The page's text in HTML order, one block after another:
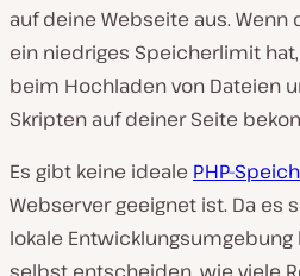
auf deine Webseite aus. Wenn
ein niedriges Speicherlimit
beim Hochladen von Dateien
Skripten auf deiner Seite
Es gibt keine ideale PHP-
Webserver geeignet ist. Da es
lokale Entwicklungsumgebung
selbst entscheiden, wie viele